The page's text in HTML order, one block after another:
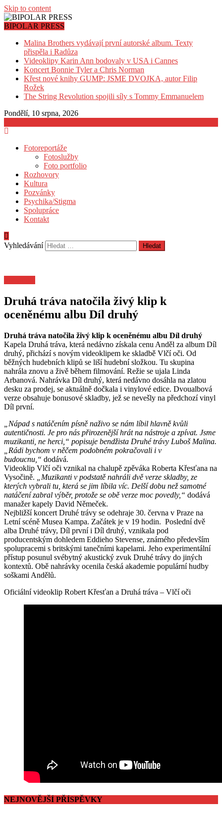
Skip to content
BIPOLAR PRESS
Malina Brothers vydávají první autorské album. Texty
přispěla i Radůza
Videoklipy Karin Ann bodovaly v USA i Cannes
Koncert Bonnie Tyler a Chris Norman
Křest nové knihy GUMP: JSME DVOJKA, autor Filip
Rožek
The String Revolution spojili síly s Tommy Emmanuelem
Pondělí, 10 srpna, 2026
Fotoreportáže
Fotoslužby
Foto portfolio
Rozhovory
Kultura
Pozvánky
Psychika/Stigma
Spolupráce
Kontakt
Vyhledávání
Druhá tráva natočila živý klip k
oceněnému albu Díl druhý
Druhá tráva natočila živý klip k oceněnému albu Díl druhý
Kapela Druhá tráva, která nedávno získala cenu Anděl za album Díl
druhý, přichází s novým videoklipem ke skladbě Vlčí oči. Od
běžných hudebních klipů se liší hudební složkou. Tu skupina
nahrála znovu a živě během filmování. Režie se ujala Linda
Arbanová. Nahrávka Díl druhý, která nedávno dosáhla na zlatou
desku za prodej, se aktuálně dočkala i vinylové edice. Dvoualbová
verze obsahuje bonusové skladby, jež se nevešly na předchozí vinyl
Díl první.
„Nápad s natáčením písně naživo se nám líbil hlavně kvůli
autentičnosti. Je pro nás přirozenější hrát na nástroje a zpívat. Jsme
muzikanti, ne herci,“ popisuje bendžista Druhé trávy Luboš Malina.
„Rádi bychom v něčem podobném pokračovali i v
budoucnu,“ dodává.
Videoklip Vlčí oči vznikal na chalupě zpěváka Roberta Křesťana na
Vysočině.
„Muzikanti v podstatě nahráli dvě verze skladby, ze
kterých vybrali tu, která se jim líbila víc. Delší dobu než samotné
natáčení zabral výběr, protože se obě verze moc povedly,“ dodává
manažer kapely David Němeček.
Nejbližší koncert Druhé trávy se odehraje 30. června v Praze na
Letní scéně Musea Kampa. Začátek je v 19 hodin. Poslední dvě
alba Druhé trávy, Díl první i Díl druhý, vznikala pod
producentským dohledem Eddieho Stevense, známého především
spolupracemi s britskými tanečními kapelami. Jeho experimentální
přístup posunul svébytný akustický zvuk Druhé trávy do jiných
kontextů. Obě nahrávky ocenila česká akademie populární hudby
soškami Andělů.
Oficiální videoklip Robert Křesťan a Druhá tráva – Vlčí oči
NEJNOVĚJŠÍ PŘÍSPĚVKY